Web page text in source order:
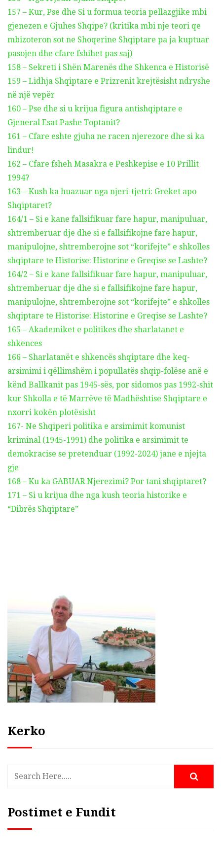
157 – Kur, Pse dhe Si u formua teoria pellazgjike mbi
gjenezen e Gjuhes Shqipe? (kritika mbi nje teori qe
mbizoteron sot ne Shoqerine Shqiptare pa ja kuptuar
pasojen dhe cfare fshihet pas saj)
158 – Sekreti i Shën Marenës dhe Shkenca e Historisë
159 – Lidhja Shqiptare e Prizrenit krejtësisht ndryshe
në një vepër
160 – Pse dhe si u krijua figura antishqiptare e
Gjeneral Esat Pashe Toptanit?
161 – Cfare eshte gjuha ne racen njerezore dhe si ka
lindur!
162 – Cfare fsheh Masakra e Peshkepise e 10 Prillit
1994?
163 – Kush ka huazuar nga njeri-tjetri: Greket apo
Shqiptaret?
164/1 – Si e kane fallsifikuar fare hapur, manipuluar,
shtremberuar dje dhe si e fallsifikojne fare hapur,
manipulojne, shtremberojne sot “korifejte” e shkolles
shqiptare te Historise: Historine e Greqise se Lashte?
164/2 – Si e kane fallsifikuar fare hapur, manipuluar,
shtremberuar dje dhe si e fallsifikojne fare hapur,
manipulojne, shtremberojne sot “korifejte” e shkolles
shqiptare te Historise: Historine e Greqise se Lashte?
165 – Akademiket e politikes dhe sharlatanet e
shkences
166 – Sharlatanët e shkencës shqiptare dhe keq-
arsimimi i qëllimshëm i popullatës shqip-folëse anë e
kënd Ballkanit pas 1945-sës, por sidomos pas 1992-shit
kur Shkolla e të Marrëve të Madhështise Shqiptare e
nxorri kokën plotësisht
167- Ne Shqiperi politika e arsimimit komunist
kriminal (1945-1991) dhe politika e arsimimit te
demokracise se pretenduar (1992-2024) jane e njejta
gje
168 – Ku ka GABUAR Njerezimi? Por tani shqiptaret?
171 – Si u krijua dhe nga kush teoria historike e
“Dibrës Shqiptare”
Kerko
Postimet e Fundit